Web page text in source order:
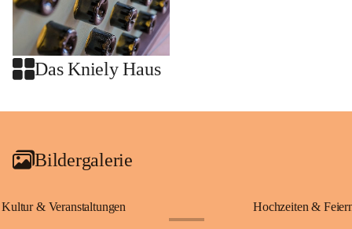
Das Kniely Haus
+2
Bildergalerie
Kultur & Veranstaltungen Hochzeiten &